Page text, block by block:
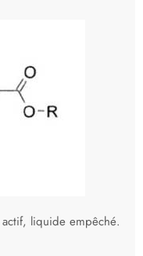
actif, liquide empêché.